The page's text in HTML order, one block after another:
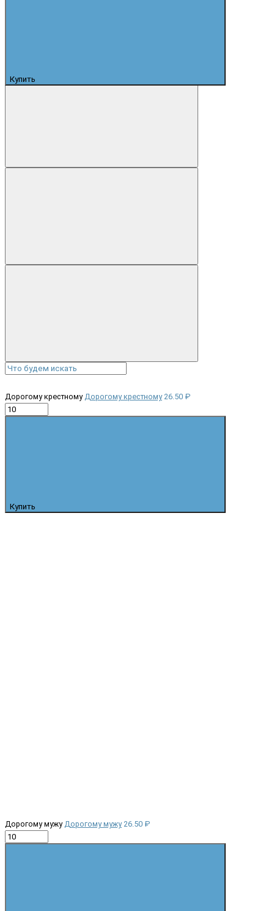
Купить
Дорогому крестному Дорогому крестному 26.50 ₽
Купить
Дорогому мужу Дорогому мужу 26.50 ₽